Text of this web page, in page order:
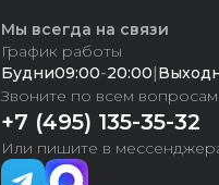
Мы всегда на связи
График работы
Будни09:00-20:00|
Звоните по всем вопросам
+7 (495) 135-35-32
Или пишите в